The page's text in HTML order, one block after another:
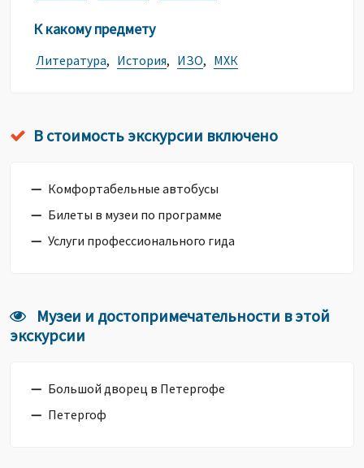
К какому предмету
Литература, История, ИЗО, МХК
В стоимость экскурсии включено
Комфортабельные автобусы
Билеты в музеи по программе
Услуги профессионального гида
Музеи и достопримечательности в этой
экскурсии
Большой дворец в Петергофе
Петергоф